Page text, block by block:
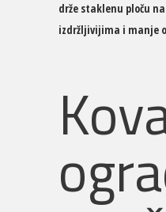
drže staklenu ploču
izdržljivijima i manje